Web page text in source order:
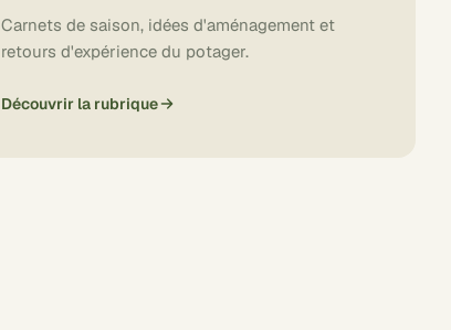
Carnets de saison, idées d'aménagement et
retours d'expérience du potager.
Découvrir la rubrique